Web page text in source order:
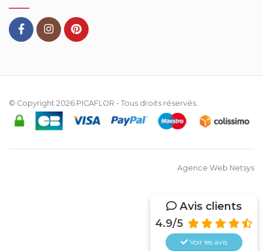
Avis clients
4.9/5
Voir les avis
© Copyright 2026 PICAFLOR - Tous droits réservés.
Agence Web Netsys